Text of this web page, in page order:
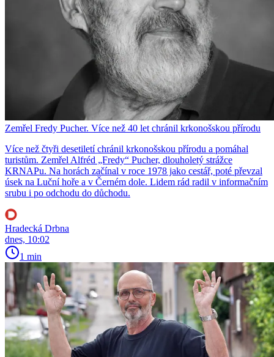
Zemřel Fredy Pucher. Více než 40 let chránil krkonošskou přírodu
Více než čtyři desetiletí chránil krkonošskou přírodu a pomáhal
turistům. Zemřel Alfréd „Fredy“ Pucher, dlouholetý strážce
KRNAPu. Na horách začínal v roce 1978 jako cestář, poté převzal
úsek na Luční hoře a v Černém dole. Lidem rád radil v informačním
srubu i po odchodu do důchodu.
Hradecká Drbna
dnes, 10:02
1 min